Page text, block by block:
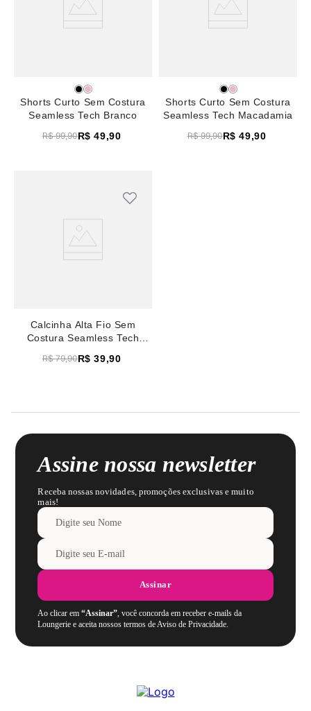
Shorts Curto Sem Costura
Seamless Tech Branco
R$ 99,90R$ 49,90
Shorts Curto Sem Costura
Seamless Tech Macadamia
R$ 99,90R$ 49,90
Calcinha Alta Fio Sem
Costura Seamless Tech
R$ 79,90R$ 39,90
Assine nossa newsletter
Receba nossas novidades, promoções exclusivas e muito
mais!
Assinar
Ao clicar em“Assinar”, você concorda em receber e-mails da
Loungerie e aceita nossos termos de Aviso de Privacidade.